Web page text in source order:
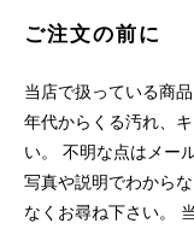
ご注文の前に
当店で扱っている商
年代からくる汚れ、
い。 不明な点はメー
写真や説明でわから
なくお尋ね下さい。